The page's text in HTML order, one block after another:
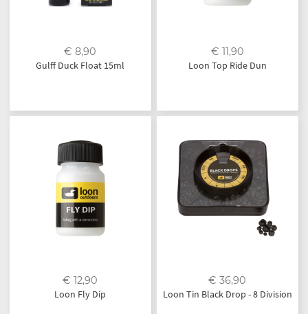
€ 8,90
Gulff Duck Float 15ml
€ 11,90
Loon Top Ride Dun
€ 12,90
Loon Fly Dip
€ 36,90
Loon Tin Black Drop - 8 Division